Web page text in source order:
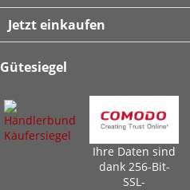
Jetzt einkaufen
Gütesiegel
Ihre Daten sind
dank 256-Bit-
SSL-